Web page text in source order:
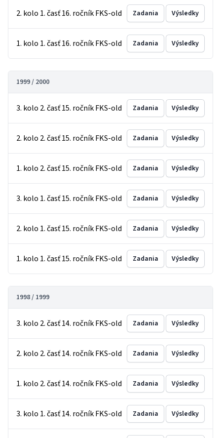
2. kolo 1. časť 16. ročník FKS-old Zadania Výsledky
1. kolo 1. časť 16. ročník FKS-old Zadania Výsledky
1999 / 2000
3. kolo 2. časť 15. ročník FKS-old Zadania Výsledky
2. kolo 2. časť 15. ročník FKS-old Zadania Výsledky
1. kolo 2. časť 15. ročník FKS-old Zadania Výsledky
3. kolo 1. časť 15. ročník FKS-old Zadania Výsledky
2. kolo 1. časť 15. ročník FKS-old Zadania Výsledky
1. kolo 1. časť 15. ročník FKS-old Zadania Výsledky
1998 / 1999
3. kolo 2. časť 14. ročník FKS-old Zadania Výsledky
2. kolo 2. časť 14. ročník FKS-old Zadania Výsledky
1. kolo 2. časť 14. ročník FKS-old Zadania Výsledky
3. kolo 1. časť 14. ročník FKS-old Zadania Výsledky